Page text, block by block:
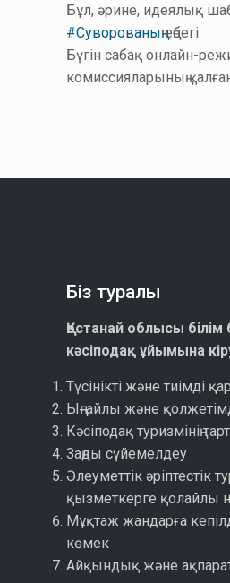
Бұл, әрине, идеялық
#Суворованыңеңбегі.
Бүгін сабақ онлайн-
комиссияларының
Біз туралы
Қостанай облысы білім
кәсіподақ ұйымына
Түсінікті және
Ыңғайлы және
Кәсіподақ туризмінің
Заңды сүйемелдеу
Әлеуметтік әріптестік
қызметкерге қолайлы
Мұқтаж жандарға
көмек
Айқындық және